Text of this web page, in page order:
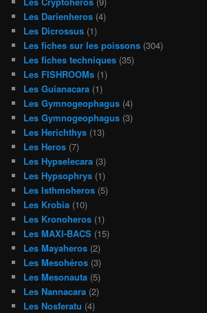
Les Darienheros (4)
Les Dicrossus (1)
Les fiches sur les poissons (304)
Les fiches techniques (35)
Les FISHROOMs (1)
Les Guianacara (1)
Les Gymnogeophagus (4)
Les Gymnogeophagus (3)
Les Herichthys (13)
Les Heros (7)
Les Hypselecara (3)
Les Hypsophrys (1)
Les Isthmoheros (5)
Les Krobia (10)
Les Kronoheros (1)
Les MAXI-BACS (15)
Les Mayaheros (2)
Les Mesohéros (3)
Les Mesonauta (5)
Les Nannacara (2)
Les Nosferatu (4)